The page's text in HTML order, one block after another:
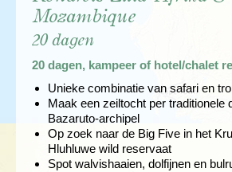
Mozambique
20 dagen
20 dagen, kampeer of hotel/chalet
Unieke combinatie van safari en
Maak een zeiltocht per traditionele
Bazaruto-archipel
Op zoek naar de Big Five in het
Hluhluwe wild reservaat
Spot walvishaaien, dolfijnen en